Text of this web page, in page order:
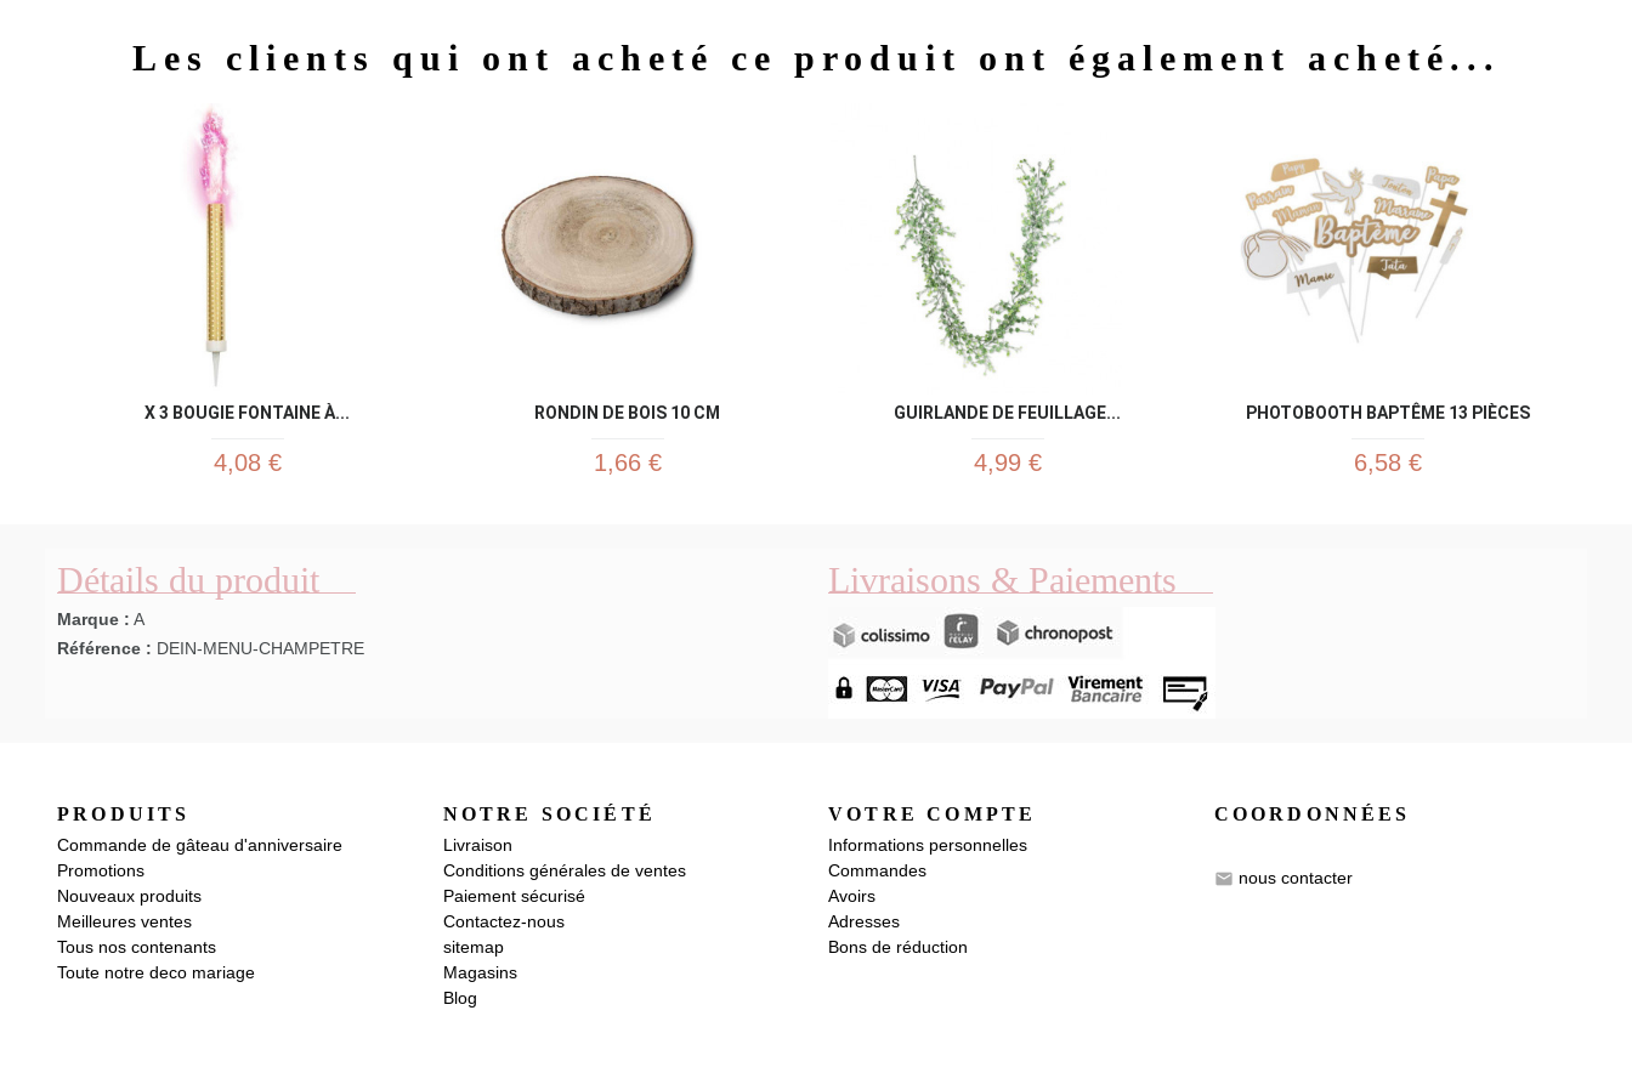
Les clients qui ont acheté ce produit ont également acheté...
X 3 BOUGIE FONTAINE À...
4,08 €
RONDIN DE BOIS 10 CM
1,66 €
GUIRLANDE DE FEUILLAGE...
4,99 €
PHOTOBOOTH BAPTÊME 13 PIÈCES
6,58 €
Détails du produit
Marque : A
Référence : DEIN-MENU-CHAMPETRE
Livraisons & Paiements
PRODUITS
Commande de gâteau d'anniversaire
Promotions
Nouveaux produits
Meilleures ventes
Tous nos contenants
Toute notre deco mariage
NOTRE SOCIÉTÉ
Livraison
Conditions générales de ventes
Paiement sécurisé
Contactez-nous
sitemap
Magasins
Blog
VOTRE COMPTE
Informations personnelles
Commandes
Avoirs
Adresses
Bons de réduction
COORDONNÉES
email nous contacter